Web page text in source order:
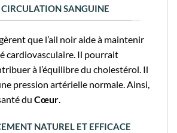
SANGUINE
que l’ail noir aide à maintenir
cardiovasculaire. Il pourrait
à l’équilibre du cholestérol. Il
pression artérielle normale. Ainsi,
du Cœur.
NATUREL ET EFFICACE